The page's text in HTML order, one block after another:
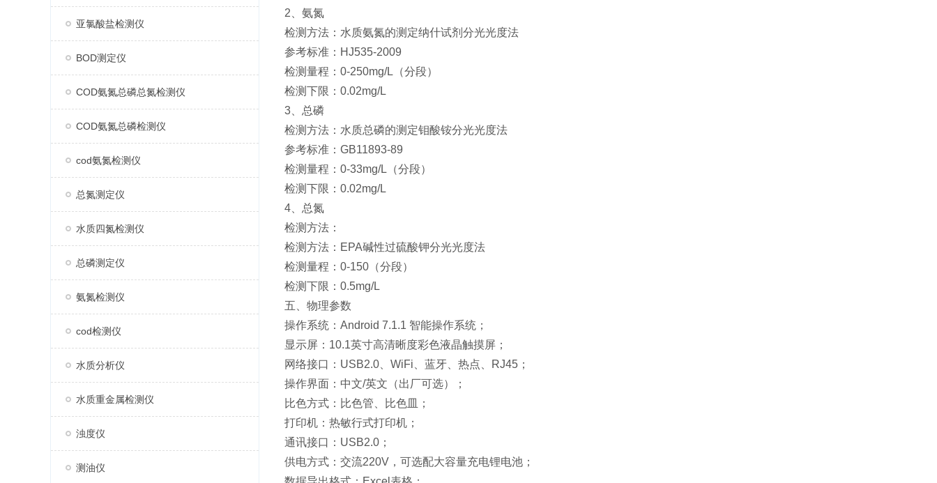
亚氯酸盐检测仪
BOD测定仪
COD氨氮总磷总氮检测仪
COD氨氮总磷检测仪
cod氨氮检测仪
总氮测定仪
水质四氮检测仪
总磷测定仪
氨氮检测仪
cod检测仪
水质分析仪
水质重金属检测仪
浊度仪
测油仪
2、氨氮
检测方法：水质氨氮的测定纳什试剂分光光度法
参考标准：HJ535-2009
检测量程：0-250mg/L（分段）
检测下限：0.02mg/L
3、总磷
检测方法：水质总磷的测定钼酸铵分光光度法
参考标准：GB11893-89
检测量程：0-33mg/L（分段）
检测下限：0.02mg/L
4、总氮
检测方法：
检测方法：EPA碱性过硫酸钾分光光度法
检测量程：0-150（分段）
检测下限：0.5mg/L
五、物理参数
操作系统：Android 7.1.1 智能操作系统；
显示屏：10.1英寸高清晰度彩色液晶触摸屏；
网络接口：USB2.0、WiFi、蓝牙、热点、RJ45；
操作界面：中文/英文（出厂可选）；
比色方式：比色管、比色皿；
打印机：热敏行式打印机；
通讯接口：USB2.0；
供电方式：交流220V，可选配大容量充电锂电池；